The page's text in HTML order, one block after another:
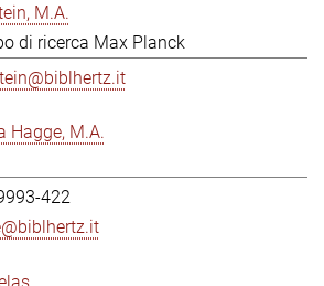
M.A.
di ricerca Max Planck
Hagge, M.A.
422